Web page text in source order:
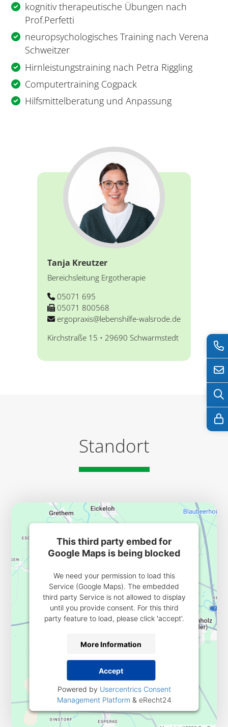
kognitiv therapeutische Übungen nach
Prof.Perfetti
neuropsychologisches Training nach Verena
Schweitzer
Hirnleistungstraining nach Petra Riggling
Computertraining Cogpack
Hilfsmittelberatung und Anpassung
Tanja Kreutzer
Bereichsleitung Ergotherapie
05071 695
05071 800568
ergopraxis@lebenshilfe-walsrode.de
Kirchstraße 15 • 29690 Schwarmstedt
Standort
This third party embed for
Google Maps is being blocked
We need your permission to load this
Service (Google Maps). The embedded
third party Service is not allowed to display
until you provide consent. For this third
party feature to load, please click 'accept'.
More Information
Accept
Powered by Usercentrics Consent
Management Platform & eRecht24